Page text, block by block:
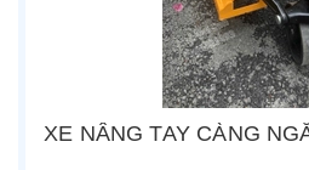
XE NÂNG TAY CÀNG